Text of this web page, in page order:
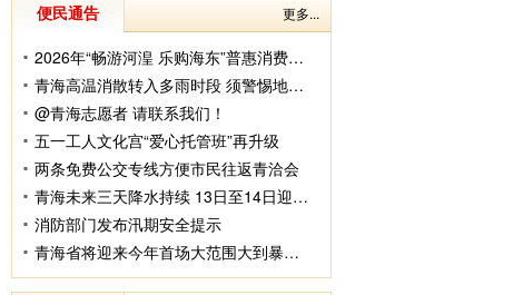
便民通告 更多...
2026年“畅游河湟 乐购海东”普惠消费券发放
青海高温消散转入多雨时段 须警惕地质灾害风险
@青海志愿者 请联系我们！
五一工人文化宫“爱心托管班”再升级
两条免费公交专线方便市民往返青洽会
青海未来三天降水持续 13日至14日迎最强降雨时段
消防部门发布汛期安全提示
青海省将迎来今年首场大范围大到暴雨天气过程